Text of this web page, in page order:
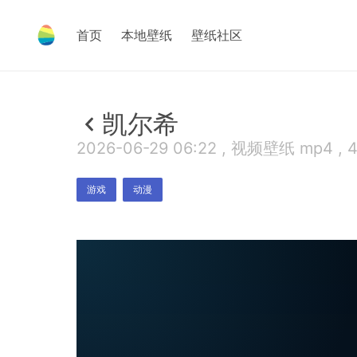
首页 本地壁纸 壁纸社区
凯尔希
2026-06-29 06:22 , 视频壁纸 mp4 ,
游戏 动漫